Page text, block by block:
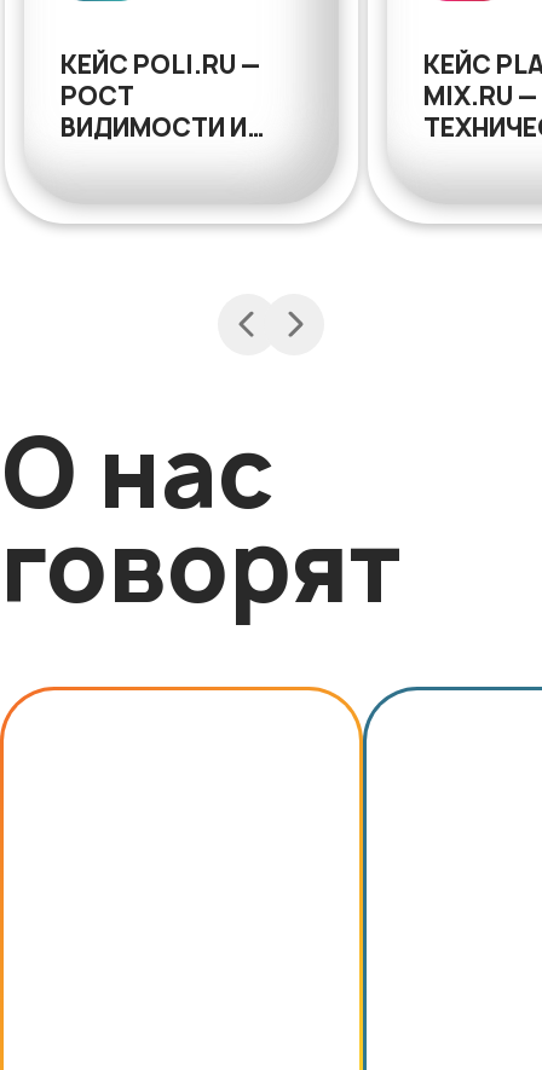
КЕЙС POLI.RU —
РОСТ
ВИДИМОСТИ И
УЗКОСПЕЦИАЛИЗИРОВАННОМ
B2B
КЕЙС
MIX.RU —
О нас
говорят